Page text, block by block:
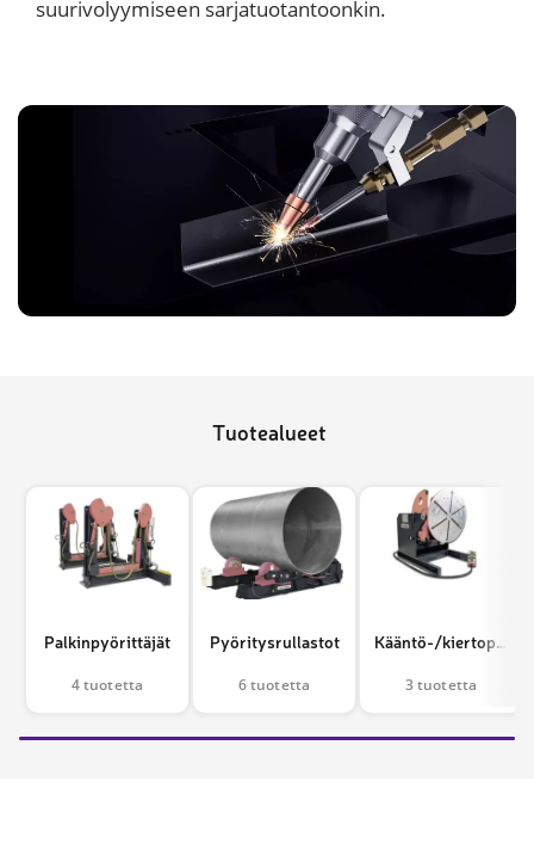
suurivolyymiseen sarjatuotantoonkin.
Tuotealueet
Palkinpyörittäjät
4 tuotetta
Pyöritysrullastot
6 tuotetta
Kääntö-/kiertopöydät
3 tuotetta